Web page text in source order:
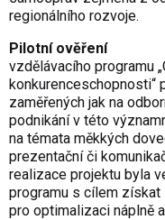
regionálního rozvoje.
Pilotní ověření
vzdělávacího programu
konkurenceschop­nosti“
zaměřených jak na
podnikání v této
na témata měkkých
prezentační či
realizace projektu byla
programu s cílem
pro optimalizaci náplně